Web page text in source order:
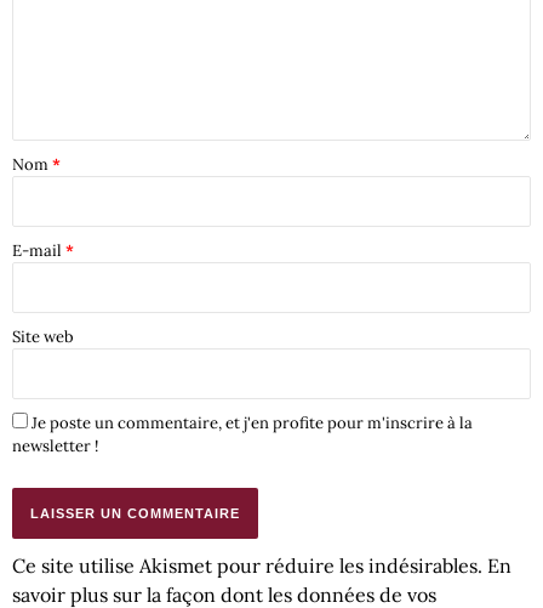
Nom*
E-mail *
Site web
Je poste un commentaire, et j'en profite pour m'inscrire à la
newsletter !
Ce site utilise Akismet pour réduire les indésirables. En
savoir plus sur la façon dont les données de vos